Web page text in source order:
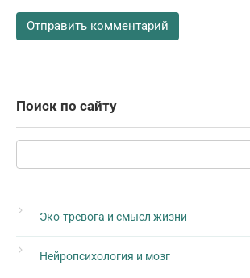
Поиск по сайту
Эко-тревога и смысл жизни
Нейропсихология и мозг